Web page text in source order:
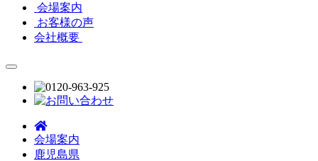
会場案内
お客様の声
会社概要
会場案内
鹿児島県